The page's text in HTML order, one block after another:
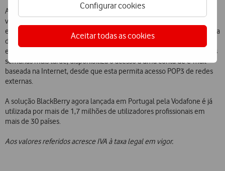
Configurar cookies
Aceitar todas as cookies
A Vodafone disponibilizará duas soluções de acesso a este serviço
vocacionadas para diferentes necessidades dos Clientes. A solução
empresarial, disponível desde o lançamento, permite o acesso à caixa
de correio corporativa, implicando uma instalação dedicada no
escritório do Cliente. A solução profissional/pessoal, disponível umas
semanas mais tarde, disponibiliza o acesso a uma conta de e-mail
baseada na Internet, desde que esta permita acesso POP3 de redes
externas.
A solução BlackBerry agora lançada em Portugal pela Vodafone é já
utilizada por mais de 1,7 milhões de utilizadores profissionais em
mais de 30 países.
Aos valores referidos acresce IVA à taxa legal em vigor.